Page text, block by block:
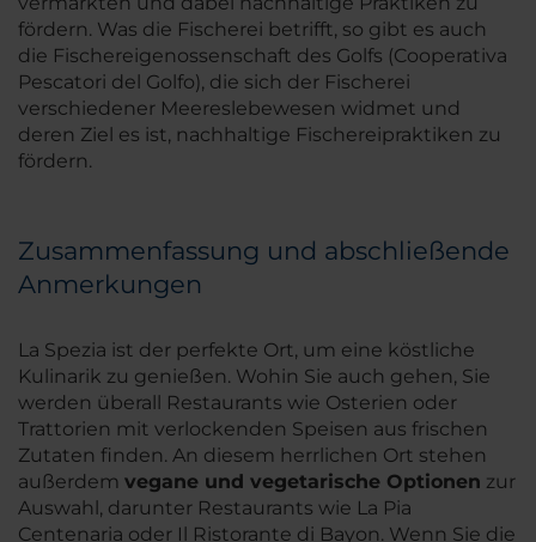
fördern. Was die Fischerei betrifft, so gibt es auch
die Fischereigenossenschaft des Golfs (Cooperativa
Pescatori del Golfo), die sich der Fischerei
verschiedener Meereslebewesen widmet und
deren Ziel es ist, nachhaltige Fischereipraktiken zu
fördern.
Zusammenfassung und abschließende
Anmerkungen
La Spezia ist der perfekte Ort, um eine köstliche
Kulinarik zu genießen. Wohin Sie auch gehen, Sie
werden überall Restaurants wie Osterien oder
Trattorien mit verlockenden Speisen aus frischen
Zutaten finden. An diesem herrlichen Ort stehen
außerdem vegane und vegetarische Optionen zur
Auswahl, darunter Restaurants wie La Pia
Centenaria oder Il Ristorante di Bayon. Wenn Sie die